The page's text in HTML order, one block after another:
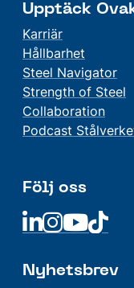
Upptäck
Karriär
Hållbarhet
Steel Navigator
Strength of Steel
Collaboration
Podcast
Följ oss
Linkedin
Linkedin
LinkedinLinkedin
Nyhetsbrev